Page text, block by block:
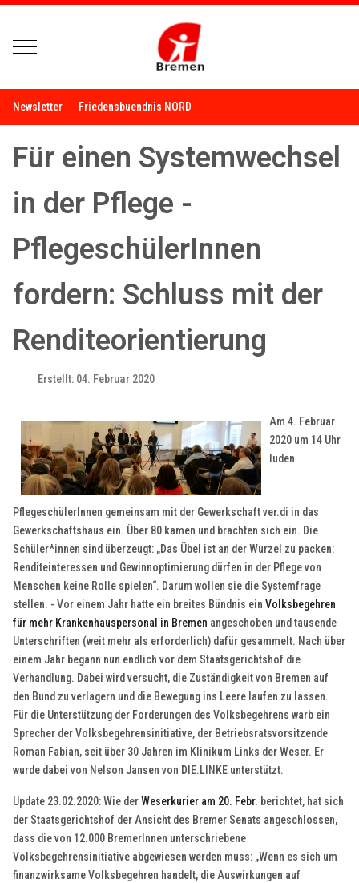
Mobile Menu Toggle
Newsletter Friedensbuendnis NORD
Für einen Systemwechsel
in der Pflege -
PflegeschülerInnen
fordern: Schluss mit der
Renditeorientierung
Erstellt: 04. Februar 2020
Am 4. Februar
2020 um 14 Uhr
luden
PflegeschülerInnen gemeinsam mit der Gewerkschaft ver.di in das
Gewerkschaftshaus ein. Über 80 kamen und brachten sich ein. Die
Schüler*innen sind überzeugt: „Das Übel ist an der Wurzel zu packen:
Renditeinteressen und Gewinnoptimierung dürfen in der Pflege von
Menschen keine Rolle spielen“. Darum wollen sie die Systemfrage
stellen. - Vor einem Jahr hatte ein breites Bündnis einVolksbegehren
für mehr Krankenhauspersonal in Bremen angeschoben und tausende
Unterschriften (weit mehr als erforderlich) dafür gesammelt. Nach über
einem Jahr begann nun endlich vor dem Staatsgerichtshof die
Verhandlung. Dabei wird versucht, die Zuständigkeit von Bremen auf
den Bund zu verlagern und die Bewegung ins Leere laufen zu lassen.
Für die Unterstützung der Forderungen des Volksbegehrens warb ein
Sprecher der Volksbegehrensinitiative, der Betriebsratsvorsitzende
Roman Fabian, seit über 30 Jahren im Klinikum Links der Weser. Er
wurde dabei von Nelson Jansen von DIE.LINKE unterstützt.
Update 23.02.2020: Wie derWeserkurier am 20. Febr. berichtet, hat sich
der Staatsgerichtshof der Ansicht des Bremer Senats angeschlossen,
dass die von 12.000 BremerInnen unterschriebene
Volksbegehrensinitiative abgewiesen werden muss: „Wenn es sich um
finanzwirksame Volksbegehren handelt, die Auswirkungen auf